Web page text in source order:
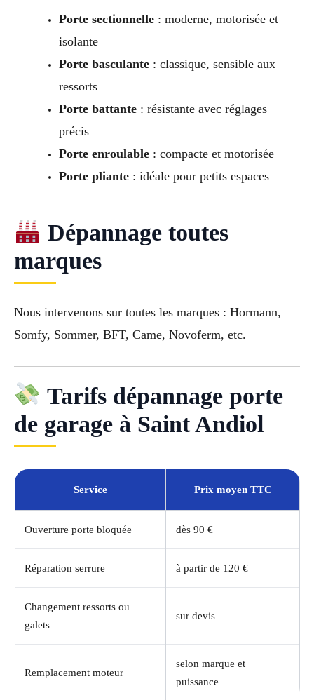
Porte sectionnelle: moderne, motorisée et
isolante
Porte basculante: classique, sensible aux
ressorts
Porte battante: résistante avec réglages
précis
Porte enroulable: compacte et motorisée
Porte pliante: idéale pour petits espaces
Dépannage toutes
marques
Nous intervenons sur toutes les marques : Hormann,
Somfy, Sommer, BFT, Came, Novoferm, etc.
Tarifs dépannage porte
de garage à Saint Andiol
Service Prix moyen TTC
Ouverture porte bloquée dès 90 €
Réparation serrure à partir de 120 €
Changement ressorts ou
galets
sur devis
Remplacement moteur
selon marque et
puissance